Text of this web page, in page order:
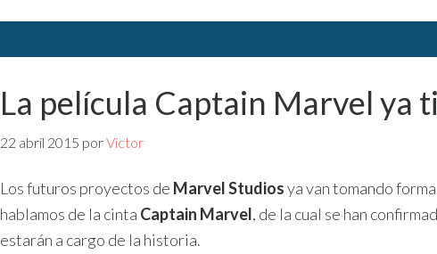
La película Captain Marvel ya
22 abril 2015 porVictor
Los futuros proyectos de Marvel Studiosya van tomando
hablamos de la cinta Captain Marvel, de la cual se han
estarán a cargo de la historia.